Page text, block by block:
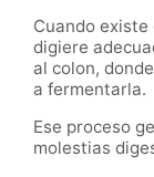
Cuando
digiere
al colon,
a fermentarla.
Ese proceso
molestias